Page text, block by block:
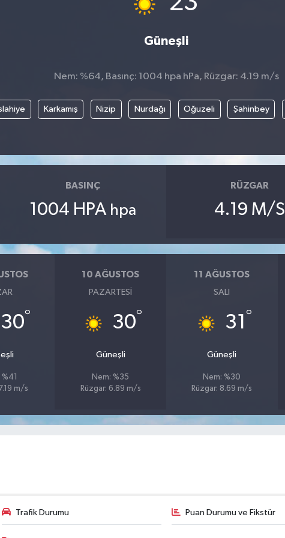
Güneşli
Nem: %64, Basınç: 1004 hpa hPa, Rüzgar: 4.19 m/s
Karkamış Nizip Nurdağı Oğuzeli Şahinbey
BASINÇ
1004 HPA hpa
RÜZGAR
4.19 M/S
30°
m/s
10 AĞUSTOS
PAZARTESI
30°
Güneşli
Nem: %35
Rüzgar: 6.89 m/s
11 AĞUSTOS
SALI
31 °
Güneşli
Nem: %30
Rüzgar: 8.69 m/s
Trafik Durumu Puan Durumu ve Fikstür